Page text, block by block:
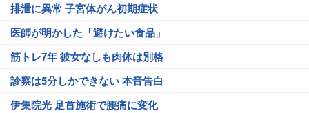
排泄に異常 子宮体がん初期症状
医師が明かした「避けたい食品」
筋トレ7年 彼女なしも肉体は別格
診察は5分しかできない 本音告白
伊集院光 足首施術で腰痛に変化